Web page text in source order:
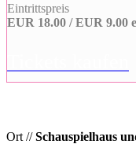
Eintrittspreis
EUR 18.00 / EUR 9.00
Ort //Schauspielhaus